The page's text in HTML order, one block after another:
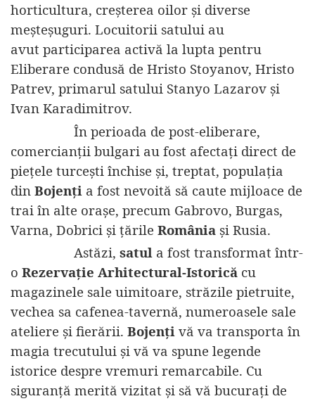
horticultura, creșterea oilor și diverse
meșteșuguri. Locuitorii satului au
avut participarea activă la lupta pentru
Eliberare condusă de Hristo Stoyanov, Hristo
Patrev, primarul satului Stanyo Lazarov și
Ivan Karadimitrov.
În perioada de post-eliberare,
comercianții bulgari au fost afectați direct de
piețele turcești închise și, treptat, populația
din Bojenți a fost nevoită să caute mijloace de
trai în alte orașe, precum Gabrovo, Burgas,
Varna, Dobrici și țările România și Rusia.
Astăzi, satul a fost transformat într-
o Rezervație Arhitectural-Istorică cu
magazinele sale uimitoare, străzile pietruite,
vechea sa cafenea-tavernă, numeroasele sale
ateliere și fierării. Bojenți vă va transporta în
magia trecutului și vă va spune legende
istorice despre vremuri remarcabile. Cu
siguranță merită vizitat și să vă bucurați de